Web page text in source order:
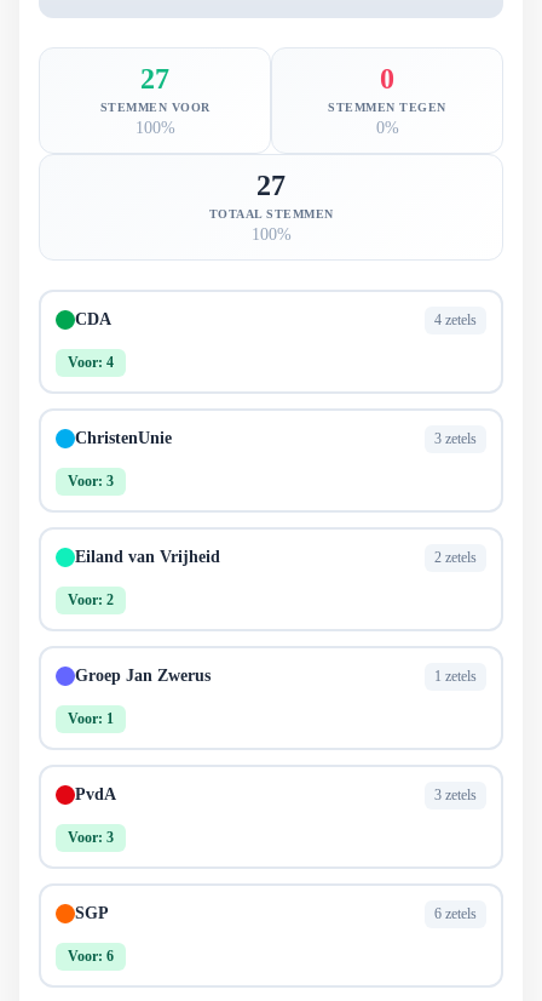
27
STEMMEN VOOR
100%
0
STEMMEN TEGEN
0%
27
TOTAAL STEMMEN
100%
CDA 4 zetels
Voor: 4
ChristenUnie 3 zetels
Voor: 3
Eiland van Vrijheid 2 zetels
Voor: 2
Groep Jan Zwerus 1 zetels
Voor: 1
PvdA 3 zetels
Voor: 3
SGP 6 zetels
Voor: 6